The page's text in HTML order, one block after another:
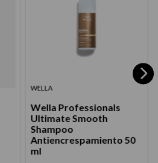
WELLA
Wella Professionals
Ultimate Smooth
Shampoo
Antiencrespamiento 50
ml